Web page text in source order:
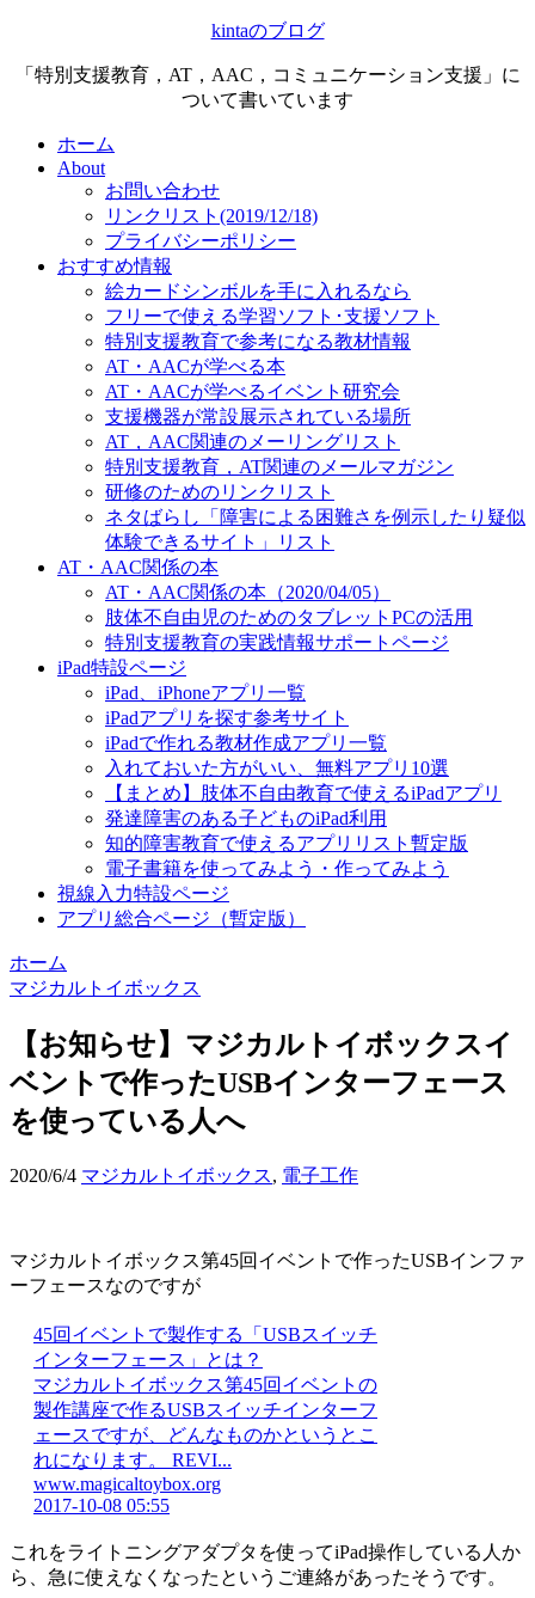
kintaのブログ
「特別支援教育，AT，AAC，コミュニケーション支援」に
ついて書いています
ホーム
About
お問い合わせ
リンクリスト(2019/12/18)
プライバシーポリシー
おすすめ情報
絵カードシンボルを手に入れるなら
フリーで使える学習ソフト･支援ソフト
特別支援教育で参考になる教材情報
AT・AACが学べる本
AT・AACが学べるイベント研究会
支援機器が常設展示されている場所
AT，AAC関連のメーリングリスト
特別支援教育，AT関連のメールマガジン
研修のためのリンクリスト
ネタばらし「障害による困難さを例示したり疑似
体験できるサイト」リスト
AT・AAC関係の本
AT・AAC関係の本（2020/04/05）
肢体不自由児のためのタブレットPCの活用
特別支援教育の実践情報サポートページ
iPad特設ページ
iPad、iPhoneアプリ一覧
iPadアプリを探す参考サイト
iPadで作れる教材作成アプリ一覧
入れておいた方がいい、無料アプリ10選
【まとめ】肢体不自由教育で使えるiPadアプリ
発達障害のある子どものiPad利用
知的障害教育で使えるアプリリスト暫定版
電子書籍を使ってみよう・作ってみよう
視線入力特設ページ
アプリ総合ページ（暫定版）
ホーム
マジカルトイボックス
【お知らせ】マジカルトイボックスイ
ベントで作ったUSBインターフェース
を使っている人へ
2020/6/4 マジカルトイボックス, 電子工作
マジカルトイボックス第45回イベントで作ったUSBインファ
ーフェースなのですが
45回イベントで製作する「USBスイッチ
インターフェース」とは？
マジカルトイボックス第45回イベントの
製作講座で作るUSBスイッチインターフ
ェースですが、どんなものかというとこ
れになります。 REVI...
www.magicaltoybox.org
2017-10-08 05:55
これをライトニングアダプタを使ってiPad操作している人か
ら、急に使えなくなったというご連絡があったそうです。